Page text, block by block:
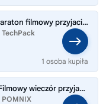
LEGO Friends 42642 Maraton filmowy przyjaciółek zestaw 154 elementy 6+
TechPack
1 osoba kupiła
LEGO FRIENDS 42642 Filmowy wieczór przyjaciółek 2 FIGURKI Wymienny ekran
POMNIX